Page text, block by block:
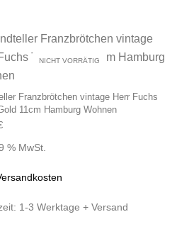
NICHT VORRÄTIG
Franzbrötchen vintage Herr Fuchs
11cm Hamburg Wohnen
% MwSt.
1-3 Werktage + Versand